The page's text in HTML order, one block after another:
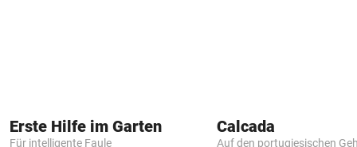
Erste Hilfe im Garten
Für intelligente Faule
Calcada
Auf den portugiesischen